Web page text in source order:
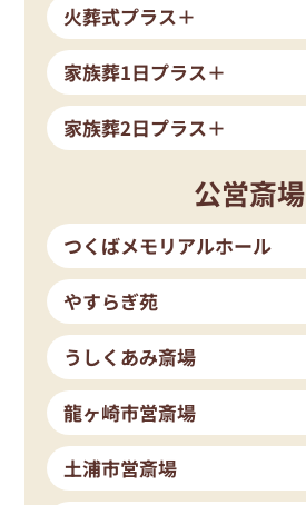
火葬式プラス＋
家族葬1日プラス＋
家族葬2日プラス＋
公営斎場
つくばメモリアルホール
やすらぎ苑
うしくあみ斎場
龍ヶ崎市営斎場
土浦市営斎場